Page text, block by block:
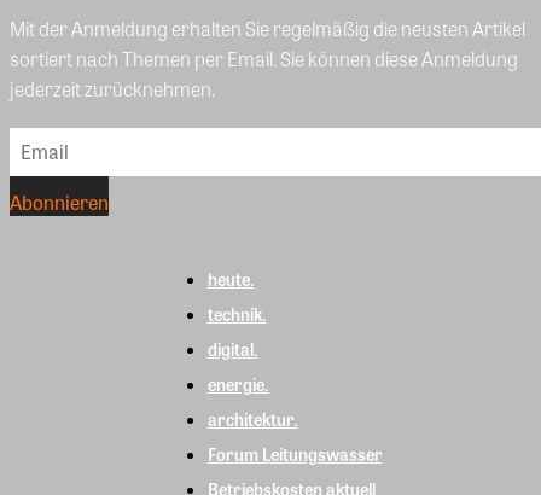
Mit der Anmeldung erhalten Sie regelmäßig die neusten Artikel
sortiert nach Themen per Email. Sie können diese Anmeldung
jederzeit zurücknehmen.
heute.
technik.
digital.
energie.
architektur.
Forum Leitungswasser
Betriebskosten aktuell